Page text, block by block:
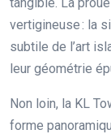
vertigineuse : la
subtile de l’art
leur géométrie
Non loin, la KL
forme